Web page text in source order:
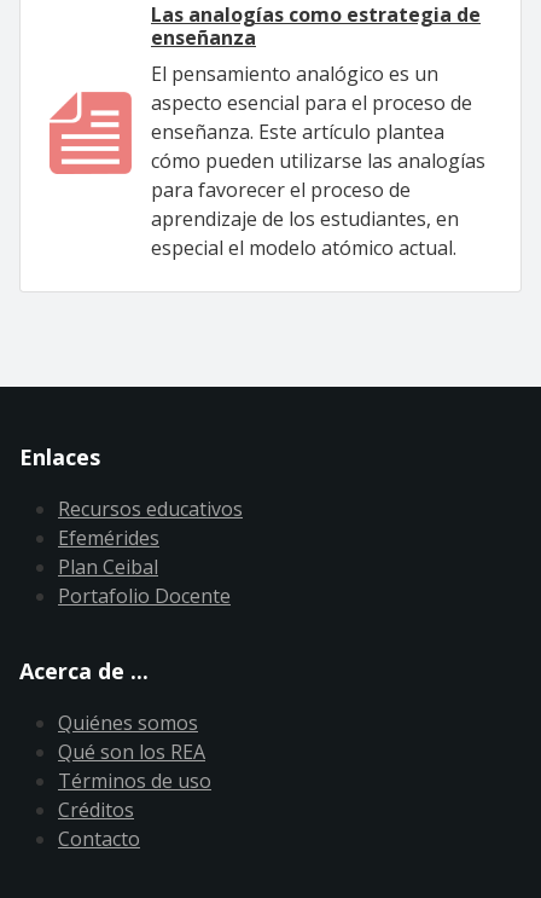
Las analogías como estrategia de
enseñanza
El pensamiento analógico es un
aspecto esencial para el proceso de
enseñanza. Este artículo plantea
cómo pueden utilizarse las analogías
para favorecer el proceso de
aprendizaje de los estudiantes, en
especial el modelo atómico actual.
Enlaces
Recursos educativos
Efemérides
Plan Ceibal
Portafolio Docente
Acerca de ...
Quiénes somos
Qué son los REA
Términos de uso
Créditos
Contacto